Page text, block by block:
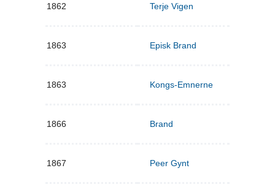
1862 Terje Vigen
1863 Episk Brand
1863 Kongs-Emnerne
1866 Brand
1867 Peer Gynt